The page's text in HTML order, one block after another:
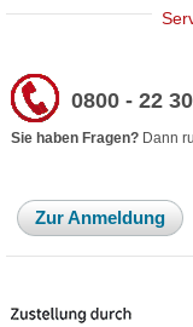
0800 - 22
Sie haben Fragen? Dann
Zur Anmeldung